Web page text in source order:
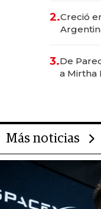
2.Creció
las
3.De
a Mirtha
Más noticias